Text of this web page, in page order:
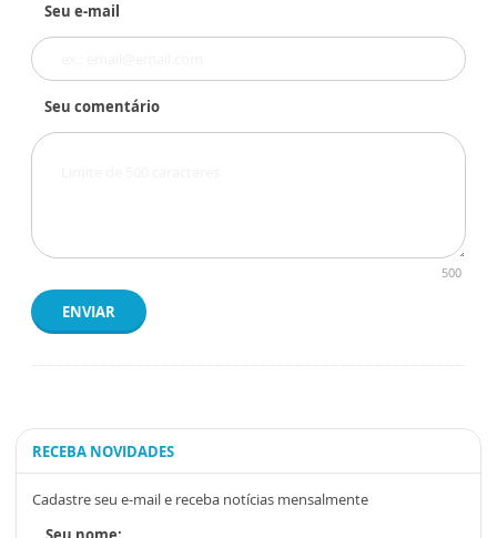
Seu e-mail
Seu comentário
500
ENVIAR
RECEBA NOVIDADES
Cadastre seu e-mail e receba notícias mensalmente